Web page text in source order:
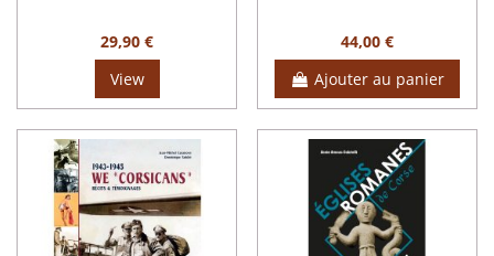
29,90 €
View
44,00 €
Ajouter au panier